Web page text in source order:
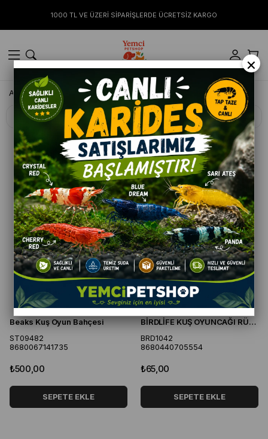
1000 TL VE ÜZERİ SİPARİŞLERDE ÜCRETSİZ KARGO
Anasayfa KUŞ Oyuncaklar
Filtreleme Sıralama
Beaks Kuş Oyun Bahçesi
ST09482
8680067141735
₺500,00
SEPETE EKLE
BİRDLİFE KUŞ OYUNCAĞI RÜZGAR
BRD1042
8680440705554
₺65,00
SEPETE EKLE
×